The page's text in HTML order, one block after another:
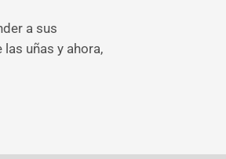
a sus
uñas y ahora,